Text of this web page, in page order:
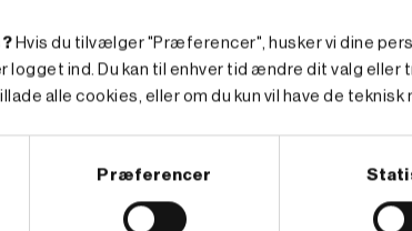
Hvis du tilvælger "Præferencer", husker vi dine
logget ind. Du kan til enhver tid ændre dit valg
alle cookies, eller om du kun vil have de teknisk
Præferencer